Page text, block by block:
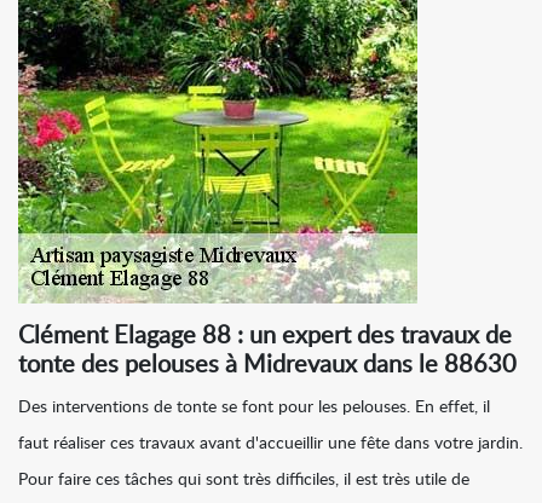
Clément Elagage 88 : un expert des travaux de
tonte des pelouses à Midrevaux dans le 88630
Des interventions de tonte se font pour les pelouses. En effet, il
faut réaliser ces travaux avant d'accueillir une fête dans votre jardin.
Pour faire ces tâches qui sont très difficiles, il est très utile de